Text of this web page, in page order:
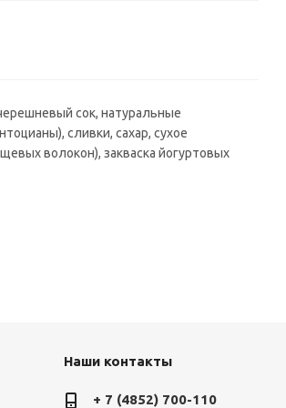
сок, натуральные
сливки, сахар, сухое
волокон), закваска йогуртовых
Наши контакты
+ 7 (4852) 700-110